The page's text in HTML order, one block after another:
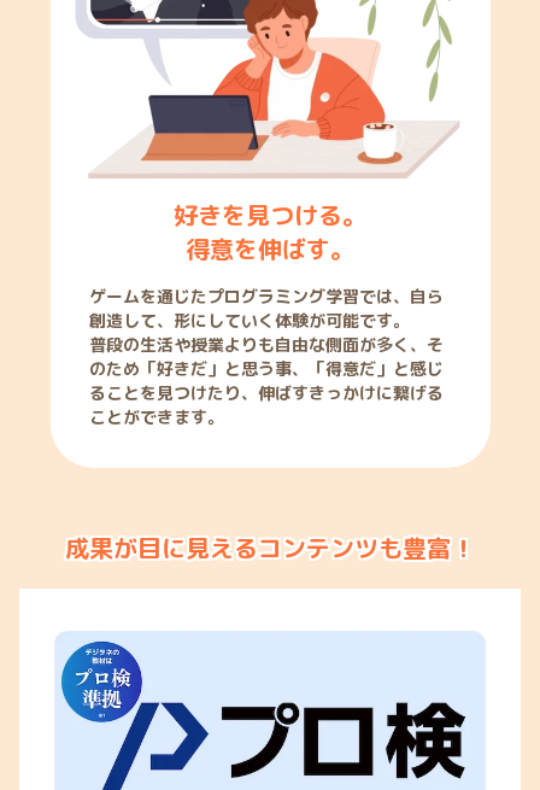
好きを見つける。
得意を伸ばす。
ゲームを通じたプログラミング学習では、自ら
創造して、形にしていく体験が可能です。
普段の生活や授業よりも自由な側面が多く、そ
のため「好きだ」と思う事、「得意だ」と感じ
ることを見つけたり、伸ばすきっかけに繋げる
ことができます。
成果が目に見えるコンテンツも豊富！